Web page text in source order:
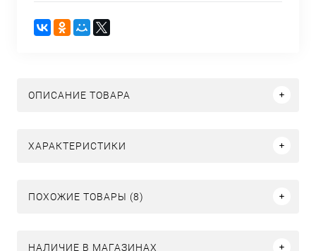
ОПИСАНИЕ ТОВАРА
ХАРАКТЕРИСТИКИ
ПОХОЖИЕ ТОВАРЫ (8)
НАЛИЧИЕ В МАГАЗИНАХ